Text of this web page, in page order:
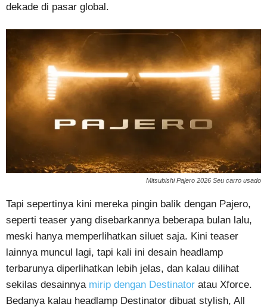
dekade di pasar global.
Mitsubishi Pajero 2026 Seu carro usado
Tapi sepertinya kini mereka pingin balik dengan Pajero,
seperti teaser yang disebarkannya beberapa bulan lalu,
meski hanya memperlihatkan siluet saja. Kini teaser
lainnya muncul lagi, tapi kali ini desain headlamp
terbarunya diperlihatkan lebih jelas, dan kalau dilihat
sekilas desainnya mirip dengan Destinator atau Xforce.
Bedanya kalau headlamp Destinator dibuat stylish, All